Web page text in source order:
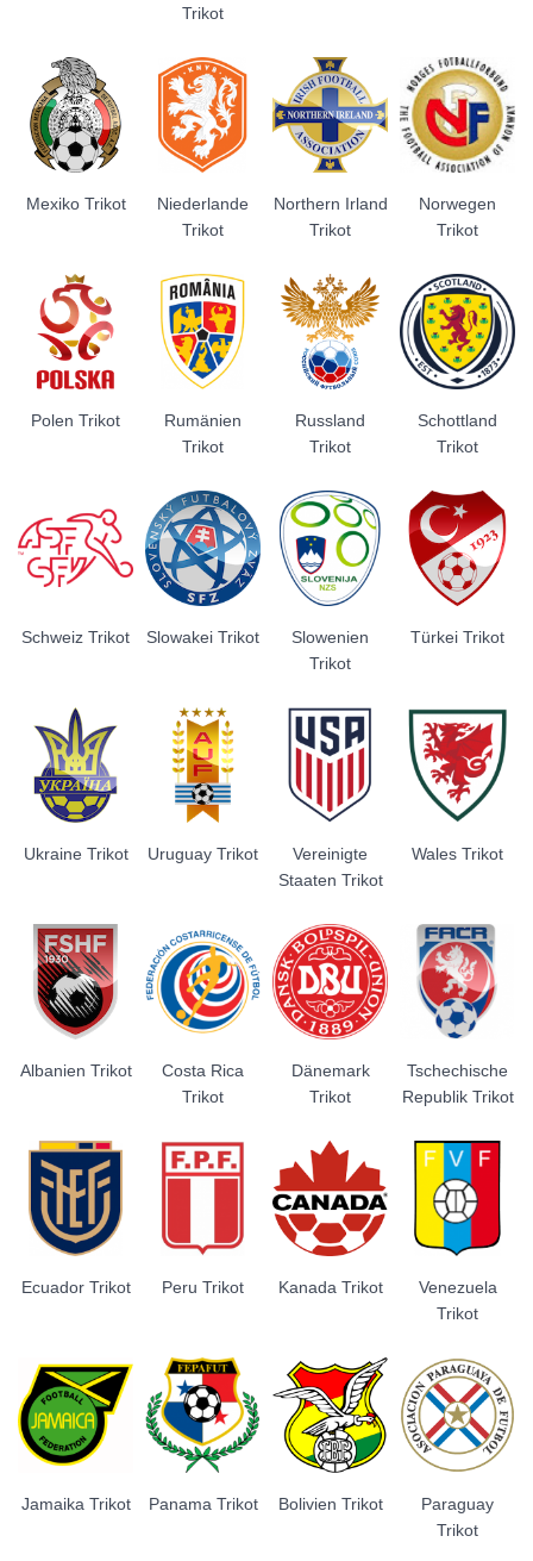
Trikot
Mexiko Trikot
Niederlande
Trikot
Northern Irland
Trikot
Norwegen
Trikot
Polen Trikot
Rumänien
Trikot
Russland
Trikot
Schottland
Trikot
Schweiz Trikot Slowakei Trikot
Slowenien
Trikot
Türkei Trikot
Ukraine Trikot Uruguay Trikot
Vereinigte
Staaten Trikot
Wales Trikot
Albanien Trikot
Costa Rica
Trikot
Dänemark
Trikot
Tschechische
Republik Trikot
Ecuador Trikot Peru Trikot Kanada Trikot
Venezuela
Trikot
Jamaika Trikot Panama Trikot Bolivien Trikot
Paraguay
Trikot